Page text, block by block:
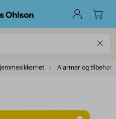
Alarmer og tilbehør